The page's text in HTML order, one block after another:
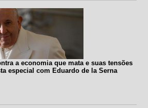
a economia que mata e suas tensões
especial com Eduardo de la Serna